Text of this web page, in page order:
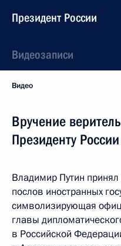
Президент России
Видеозаписи
Видео
Вручение
Президенту России
Владимир Путин
послов иностранных
символизирующая
главы
в Российской